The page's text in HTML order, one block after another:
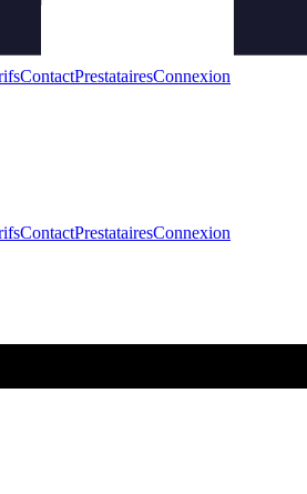
ContactPrestatairesConnexion
ContactPrestatairesConnexion